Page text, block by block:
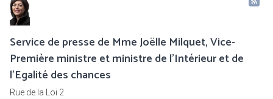
Service de presse de Mme Joëlle Milquet, Vice-
Première ministre et ministre de l'Intérieur et de
l'Egalité des chances
Rue de la Loi 2